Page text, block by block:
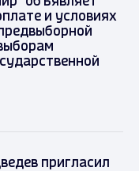
и условиях
пригласил